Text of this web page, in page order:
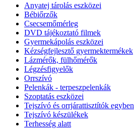
Anyatej tárolás eszközei
Bébiőrzők
Csecsemőmérleg
DVD tájékoztató filmek
Gyermekápolás eszközei
Kézségfejlesztő gyermektermékek
Lázmérők, fülhőmérők
Légzésfigyelők
Orrszívó
Pelenkák - terpeszpelenkák
Szoptatás eszközei
Tejszívó és orrjárattisztítók egyben
Tejszívó készülékek
Terhesség alatt